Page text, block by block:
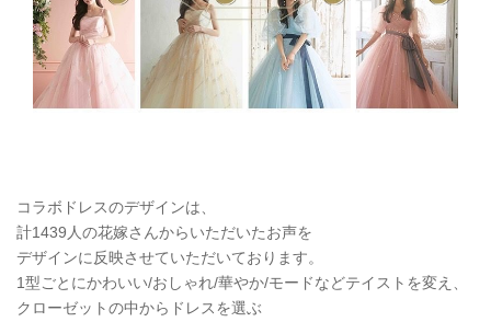
コラボドレスのデザインは、
計1439人の花嫁さんからいただいたお声を
デザインに反映させていただいております。
1型ごとにかわいい/おしゃれ/華やか/モードなどテイストを変え、
クローゼットの中からドレスを選ぶ